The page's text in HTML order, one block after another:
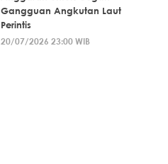
Gangguan Angkutan Laut
Perintis
20/07/2026 23:00 WIB